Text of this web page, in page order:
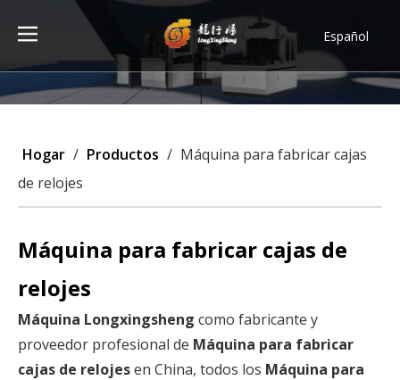
Español
Türk dili
ไทย
Deutsch
Français
Hogar / Productos / Máquina para fabricar cajas
de relojes
Máquina para fabricar cajas de
relojes
Máquina Longxingsheng como fabricante y
proveedor profesional de Máquina para fabricar
cajas de relojesen China, todos los Máquina para